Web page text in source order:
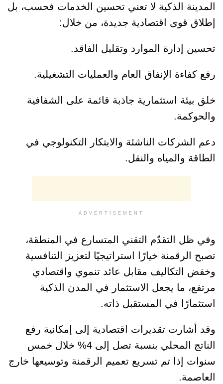
المدينة الذكية لا تعني تحسين الخدمات فحسب، بل
إطلاق قوى اقتصادية جديدة، من خلال:
تحسين إدارة الموارد وتقليل الفاقد.
رفع كفاءة الإنفاق العام والعمليات التشغيلية.
خلق بيئة استثمارية جاذبة قائمة على الشفافية
والحوكمة.
دعم الشركات الناشئة والابتكار التكنولوجي في
الطاقة والمياه والنقل.
ADVERTISEMENT
وفي ظل التقدّم التقني المتسارع في المنطقة،
تصبح الرقمنة خيارًا استراتيجيًا لتعزيز التنافسية
وخفض التكاليف مقابل عائد تنموي واقتصادي
مرتفع، ما يجعل الاستثمار في المدن الذكية
استثمارًا في المستقبل ذاته.
وقد أشارت تقديرات اقتصادية إلى إمكانية رفع
الناتج المحلي بنسبة تصل إلى 4% خلال خمس
سنوات إذا تم تسريع تعميم الرقمنة وتوسيعها خارج
العاصمة.